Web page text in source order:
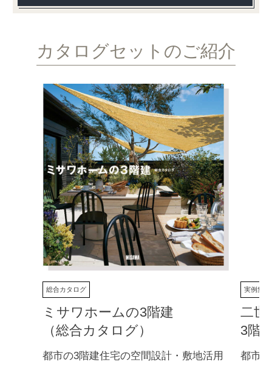
カタログセットのご紹介
ミサワホームの3階建
（総合カタログ）
都市の3階建住宅の空間設計・敷地活用
二世
3階
都市